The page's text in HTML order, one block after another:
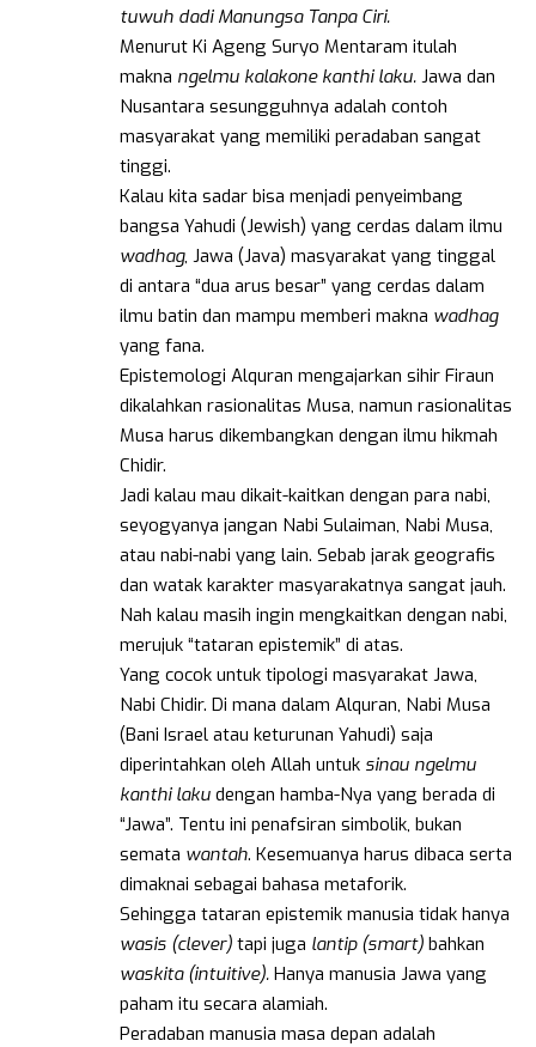
tuwuh dadi Manungsa Tanpa Ciri.
Menurut Ki Ageng Suryo Mentaram itulah
makna ngelmu kalakone kanthi laku. Jawa dan
Nusantara sesungguhnya adalah contoh
masyarakat yang memiliki peradaban sangat
tinggi.
Kalau kita sadar bisa menjadi penyeimbang
bangsa Yahudi (Jewish) yang cerdas dalam ilmu
wadhag, Jawa (Java) masyarakat yang tinggal
di antara “dua arus besar” yang cerdas dalam
ilmu batin dan mampu memberi makna wadhag
yang fana.
Epistemologi Alquran mengajarkan sihir Firaun
dikalahkan rasionalitas Musa, namun rasionalitas
Musa harus dikembangkan dengan ilmu hikmah
Chidir.
Jadi kalau mau dikait-kaitkan dengan para nabi,
seyogyanya jangan Nabi Sulaiman, Nabi Musa,
atau nabi-nabi yang lain. Sebab jarak geografis
dan watak karakter masyarakatnya sangat jauh.
Nah kalau masih ingin mengkaitkan dengan nabi,
merujuk “tataran epistemik” di atas.
Yang cocok untuk tipologi masyarakat Jawa,
Nabi Chidir. Di mana dalam Alquran, Nabi Musa
(Bani Israel atau keturunan Yahudi) saja
diperintahkan oleh Allah untuk sinau ngelmu
kanthi laku dengan hamba-Nya yang berada di
“Jawa”. Tentu ini penafsiran simbolik, bukan
semata wantah. Kesemuanya harus dibaca serta
dimaknai sebagai bahasa metaforik.
Sehingga tataran epistemik manusia tidak hanya
wasis (clever) tapi juga lantip (smart) bahkan
waskita (intuitive). Hanya manusia Jawa yang
paham itu secara alamiah.
Peradaban manusia masa depan adalah